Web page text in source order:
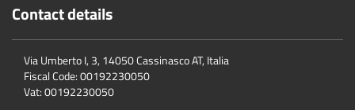
Contact details
Via Umberto I, 3, 14050 Cassinasco AT, Italia
Fiscal Code:00192230050
Vat:00192230050